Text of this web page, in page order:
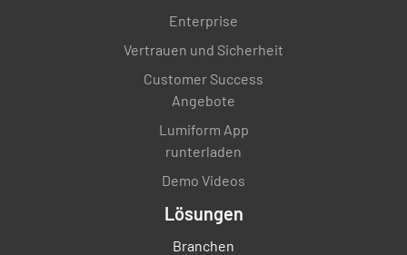
Enterprise
Vertrauen und Sicherheit
Customer Success
Angebote
Lumiform App
runterladen
Demo Videos
Lösungen
Branchen